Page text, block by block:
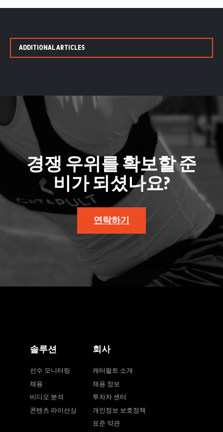
ADDITIONAL ARTICLES
경쟁 우위를 확보할 준
비가 되셨나요?
연락하기
솔루션
선수 모니터링
채용
비디오 분석
콘텐츠 라이선싱
회사
캐터펄트 소개
채용 정보
투자자 센터
개인정보 보호정책
표준 약관